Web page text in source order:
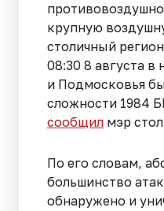
крупную
столичный
08:30 8 августа
и Подмосковья
сложности 1984
сообщил мэр
По его словам,
большинство
обнаружено и